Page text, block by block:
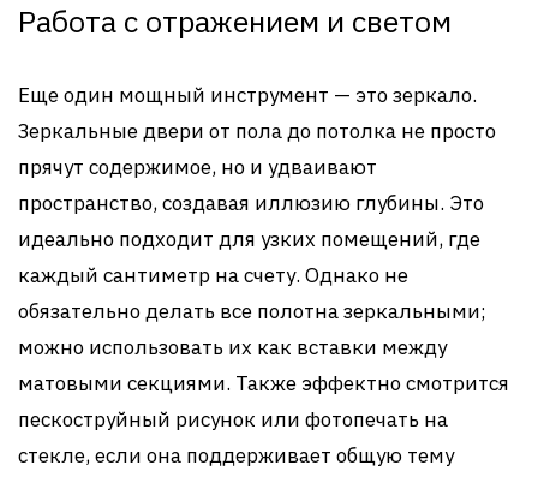
Работа с отражением и светом
Еще один мощный инструмент — это зеркало.
Зеркальные двери от пола до потолка не просто
прячут содержимое, но и удваивают
пространство, создавая иллюзию глубины. Это
идеально подходит для узких помещений, где
каждый сантиметр на счету. Однако не
обязательно делать все полотна зеркальными;
можно использовать их как вставки между
матовыми секциями. Также эффектно смотрится
пескоструйный рисунок или фотопечать на
стекле, если она поддерживает общую тему